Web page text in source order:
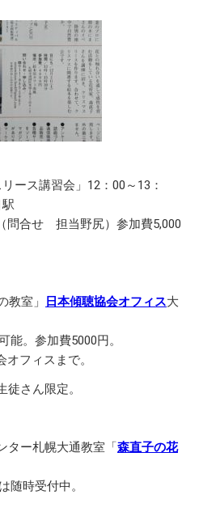
ース講習会」12：00～13：
問合せ 担当野尻）参加費5,000
教室」 日本傾聴協会オフィス大
能。参加費5000円。
フィスまで。
徒さん限定。
ター札幌大通教室「森直子の花
時受付中。